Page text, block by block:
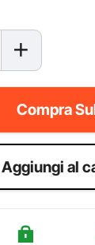
Compra
Aggiungi al